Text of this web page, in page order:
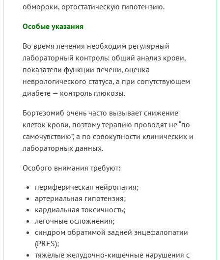
обмороки, ортостатическую гипотензию.
Особые указания
Во время лечения необходим регулярный
лабораторный контроль: общий анализ крови,
показатели функции печени, оценка
неврологического статуса, а при сопутствующем
диабете — контроль глюкозы.
Бортезомиб очень часто вызывает снижение
клеток крови, поэтому терапию проводят не “по
самочувствию”, а по совокупности клинических и
лабораторных данных.
Особого внимания требуют:
периферическая нейропатия;
артериальная гипотензия;
кардиальная токсичность;
легочные осложнения;
синдром обратимой задней энцефалопатии
(PRES);
тяжелые желудочно-кишечные нарушения с